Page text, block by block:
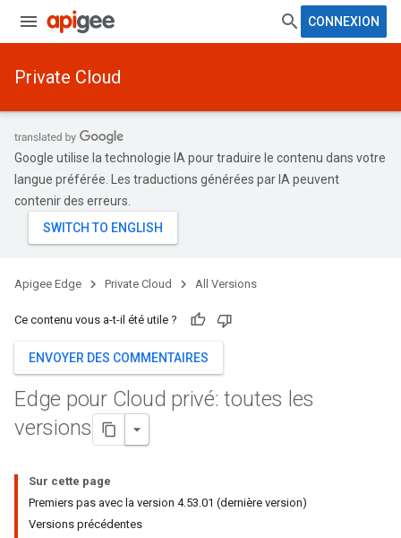
CONNEXION
Private Cloud
Google utilise la technologie IA pour traduire le contenu dans votre
langue préférée. Les traductions générées par IA peuvent
contenir des erreurs.
Apigee Edge Private Cloud All Versions
Ce contenu vous a-t-il été utile ?
ENVOYER DES COMMENTAIRES
Edge pour Cloud privé: toutes les
versions
Sur cette page
Premiers pas avec la version 4.53.01 (dernière version)
Versions précédentes